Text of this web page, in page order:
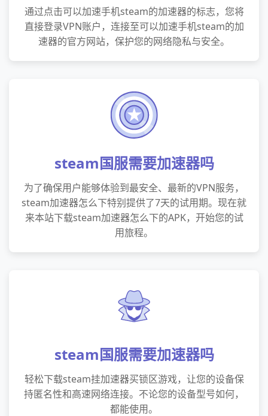
通过点击可以加速手机steam的加速器的标志，您将
直接登录VPN账户，连接至可以加速手机steam的加
速器的官方网站，保护您的网络隐私与安全。
steam国服需要加速器吗
为了确保用户能够体验到最安全、最新的VPN服务，
steam加速器怎么下特别提供了7天的试用期。现在就
来本站下载steam加速器怎么下的APK，开始您的试
用旅程。
steam国服需要加速器吗
轻松下载steam挂加速器买锁区游戏，让您的设备保
持匿名性和高速网络连接。不论您的设备型号如何，
都能使用。